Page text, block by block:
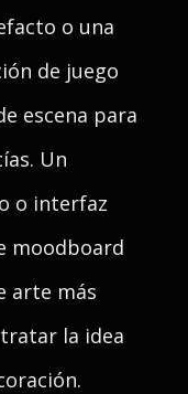
o una
de juego
escena para
Un
o interfaz
moodboard
arte más
la idea